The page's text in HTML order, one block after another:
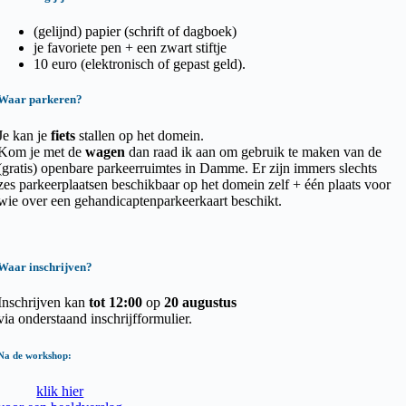
(gelijnd) papier (schrift of dagboek)
je favoriete pen + een zwart stiftje
10 euro (elektronisch of gepast geld).
parkeren?
kan jefiets stallen op het domein.
je met dewagen dan raad ik aan om gebruik te maken van de
openbare parkeerruimtes in Damme. Er zijn immers slechts
parkeerplaatsen beschikbaar op het domein zelf + één plaats voor
over een gehandicaptenparkeerkaart beschikt.
inschrijven?
kantot 12:00op 20 augustus
onderstaand inschrijfformulier.
de workshop:
klik hier